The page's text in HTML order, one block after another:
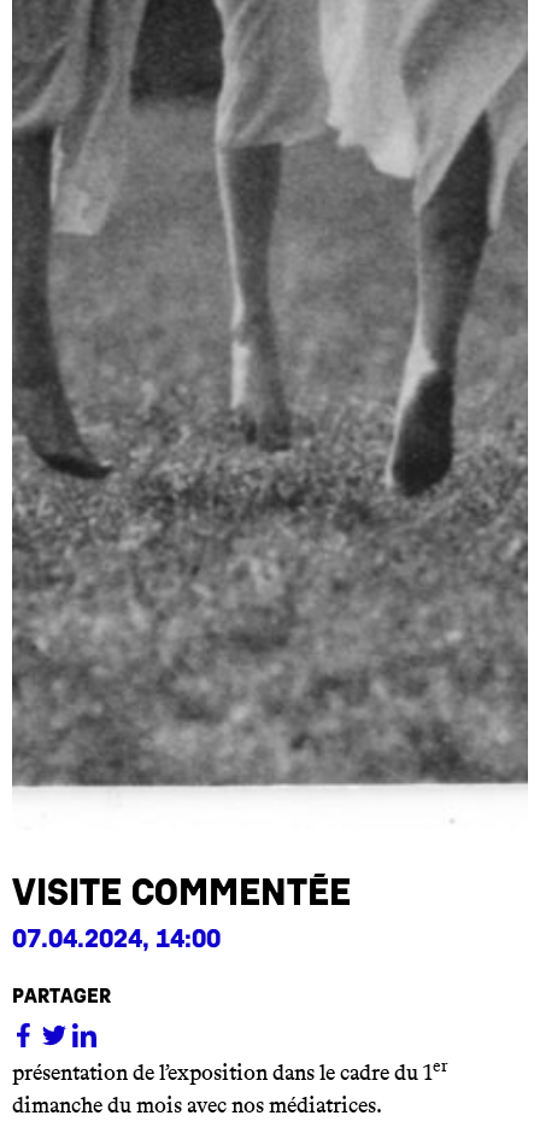
visite commentée
07.04.2024, 14:00
partager
présentation de l’exposition dans le cadre du 1er
dimanche du mois avec nos médiatrices.